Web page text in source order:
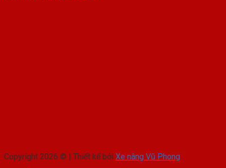
Copyright 2026 © | Thiết kế bởi Xe nâng Vũ Phong